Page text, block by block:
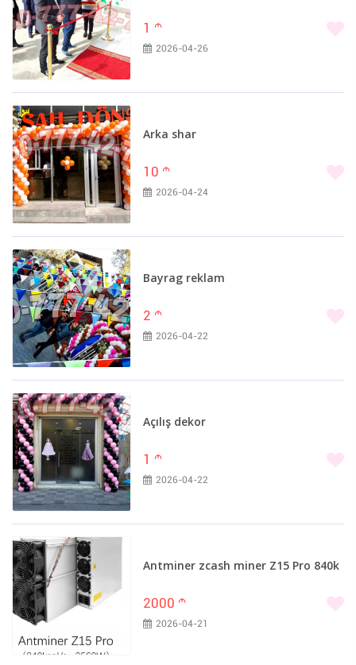
1 m
2026-04-26
Arka shar
10 m
2026-04-24
Bayrag reklam
2 m
2026-04-22
Açılış dekor
1 m
2026-04-22
Antminer zcash miner Z15 Pro 840k
2000 m
2026-04-21